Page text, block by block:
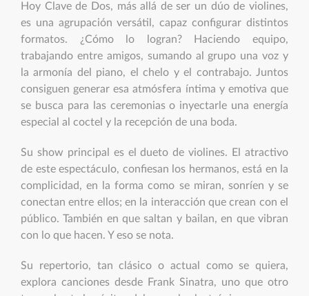
Hoy Clave de Dos, más allá de ser un dúo de violines,
es una agrupación versátil, capaz configurar distintos
formatos. ¿Cómo lo logran? Haciendo equipo,
trabajando entre amigos, sumando al grupo una voz y
la armonía del piano, el chelo y el contrabajo. Juntos
consiguen generar esa atmósfera íntima y emotiva que
se busca para las ceremonias o inyectarle una energía
especial al coctel y la recepción de una boda.
Su show principal es el dueto de violines. El atractivo
de este espectáculo, confiesan los hermanos, está en la
complicidad, en la forma como se miran, sonríen y se
conectan entre ellos; en la interacción que crean con el
público. También en que saltan y bailan, en que vibran
con lo que hacen. Y eso se nota.
Su repertorio, tan clásico o actual como se quiera,
explora canciones desde Frank Sinatra, uno que otro